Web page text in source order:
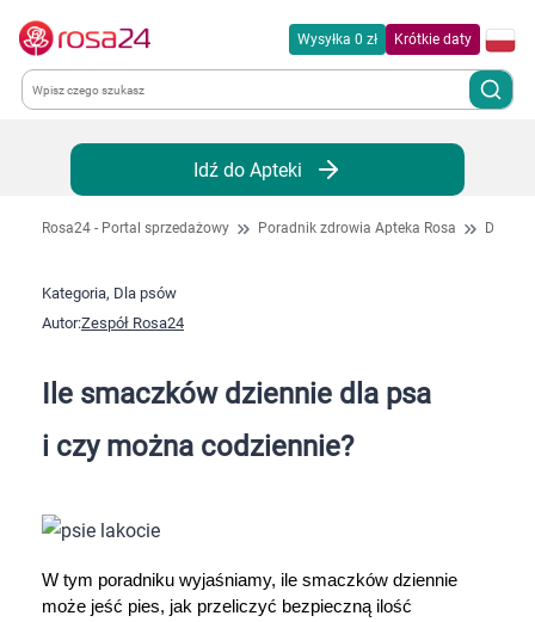
Wysyłka 0 zł Krótkie daty
Kategorie
Chemia gospodarcza
Dla zwierząt
Dziecko
Higiena
Idź do Apteki
Rosa24 - Portal sprzedażowy Poradnik zdrowia Apteka Rosa Dla
Kategoria, Dla psów
Autor:Zespół Rosa24
Ile smaczków dziennie dla psa
i czy można codziennie?
W tym poradniku wyjaśniamy, ile smaczków dziennie
może jeść pies, jak przeliczyć bezpieczną ilość